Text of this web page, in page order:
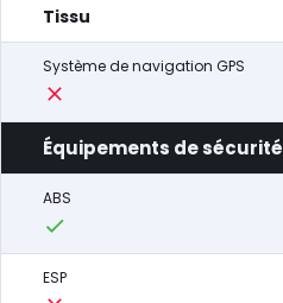
Tissu
Système de navigation GPS
Équipements de sécurité
ABS
ESP